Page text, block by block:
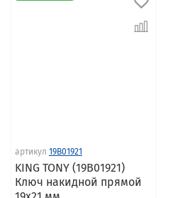
артикул 19B01921
KING TONY (19B01921)
Ключ накидной прямой